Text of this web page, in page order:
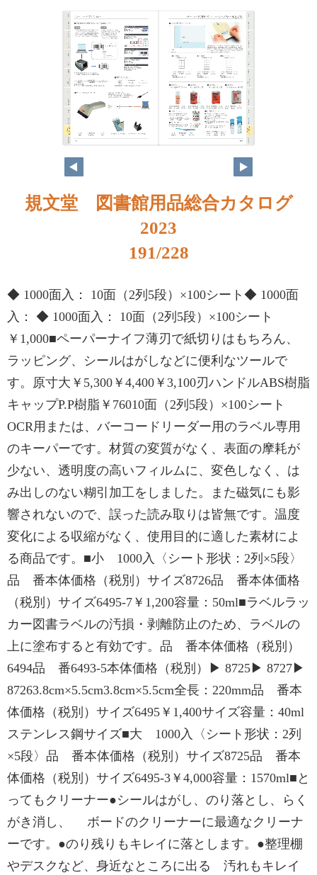
規文堂 図書館用品総合カタログ
2023
191/228
◆ 1000面入： 10面（2列5段）×100シート◆ 1000面
入： ◆ 1000面入： 10面（2列5段）×100シート
￥1,000■ペーパーナイフ薄刃で紙切りはもちろん、
ラッピング、シールはがしなどに便利なツールで
す。原寸大￥5,300￥4,400￥3,100刃ハンドルABS樹脂
キャップP.P樹脂￥76010面（2列5段）×100シート
OCR用または、バーコードリーダー用のラベル専用
のキーパーです。材質の変質がなく、表面の摩耗が
少ない、透明度の高いフィルムに、変色しなく、は
み出しのない糊引加工をしました。また磁気にも影
響されないので、誤った読み取りは皆無です。温度
変化による収縮がなく、使用目的に適した素材によ
る商品です。■小 1000入〈シート形状：2列×5段〉
品 番本体価格（税別）サイズ8726品 番本体価格
（税別）サイズ6495-7￥1,200容量：50ml■ラベルラッ
カー図書ラベルの汚損・剥離防止のため、ラベルの
上に塗布すると有効です。品 番本体価格（税別）
6494品 番6493-5本体価格（税別）▶ 8725▶ 8727▶
87263.8cm×5.5cm3.8cm×5.5cm全長：220mm品 番本
体価格（税別）サイズ6495￥1,400サイズ容量：40ml
ステンレス鋼サイズ■大 1000入〈シート形状：2列
×5段〉品 番本体価格（税別）サイズ8725品 番本
体価格（税別）サイズ6495-3￥4,000容量：1570ml■と
ってもクリーナー●シールはがし、のり落とし、らく
がき消し、 ボードのクリーナーに最適なクリーナ
ーです。●のり残りもキレイに落とします。●整理棚
やデスクなど、身近なところに出る 汚れもキレイ